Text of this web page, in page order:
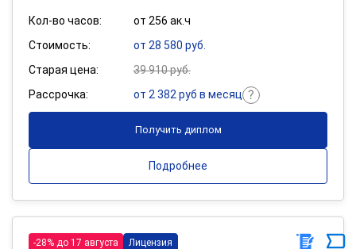
Кол-во часов:
от 256 ак.ч
Стоимость:
от 28 580 руб.
Старая цена:
39 910 руб.
Рассрочка:
от 2 382 руб в месяц
Получить диплом
Подробнее
-28% до 17 августа Лицензия